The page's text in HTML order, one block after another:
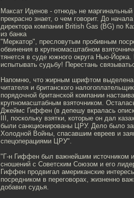
Максат Иденов - отнюдь не
прекрасно знает, о чем говорит. До
директора компании British Gas (BG) по
из банка
"Меркатор", пресловутым пробивным
обвинения в крупномасштабном
тянется в суде южного округа Нью-
испытывать судьбу! Перестань
Напомню, что жирным шрифтом выделена
читателя и британского
порядочной британской компании
крупномасштабным взяточником.
Джеймс Гиффен (в депешу вкралась
III, поскольку взятки, которые он дал
были санкционированы ЦРУ. Дело было
Холодной Войны, спасавшим евреев и
спецоперациями ЦРУ".
"Г-н Гиффен был важнейшим источником
сношений с Советским Союзом и его
Гиффен продвигал американские
посредником в переговорах, жизненно
добавил судья.